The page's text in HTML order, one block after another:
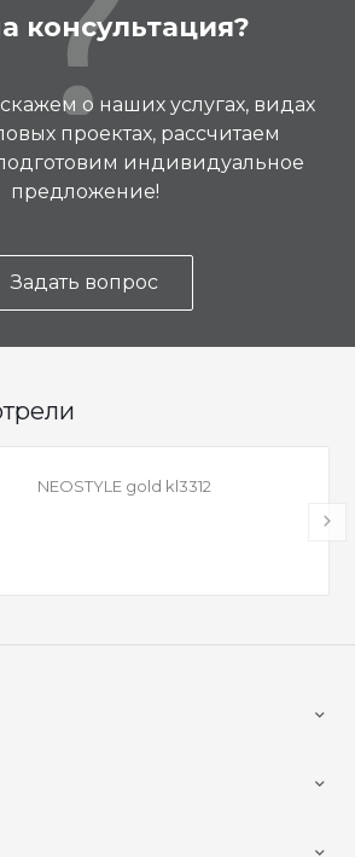
консультация?
о наших услугах, видах
проектах, рассчитаем
индивидуальное
предложение!
Задать вопрос
NEOSTYLE gold kl3312